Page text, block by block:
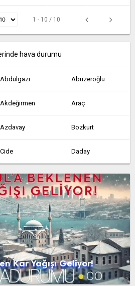
1 - 10 / 10
hava durumu
Abdülgazi Abuzeroğlu
Akdeğirmen Araç
Azdavay Bozkurt
Cide Daday
Devrekâni Doğanyurt
İhsangazi İnebolu
Kızılcasu
Kuzyaka Mehmetler
Pınarbaşı Şahinçatı
Kar Yağışı Geliyor!